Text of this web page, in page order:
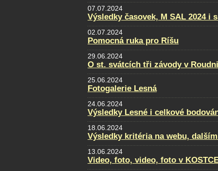
07.07.2024
Výsledky časovek, M SAL 2024 i
02.07.2024
Pomocná ruka pro Ríšu
29.06.2024
O st. svátcích tři závody v
25.06.2024
Fotogalerie Lesná
24.06.2024
Výsledky Lesné i celkové
18.06.2024
Výsledky kritéria na webu,
13.06.2024
Video, foto, video, foto v